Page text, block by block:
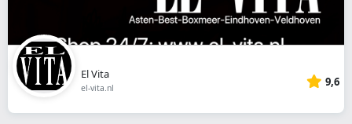
El Vita
el-vita.nl 9,6